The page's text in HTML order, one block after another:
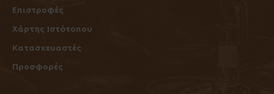
Επιστροφές
Χάρτης Ιστότοπου
Κατασκευαστές
Προσφορές